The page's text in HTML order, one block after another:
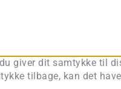
giver dit samtykke til
tilbage, kan det